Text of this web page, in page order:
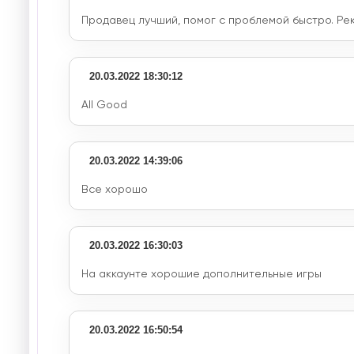
Продавец лучший, помог с проблемой быстро.
20.03.2022 18:30:12
All Good
20.03.2022 14:39:06
Все хорошо
20.03.2022 16:30:03
На аккаунте хорошие дополнительные игры
20.03.2022 16:50:54